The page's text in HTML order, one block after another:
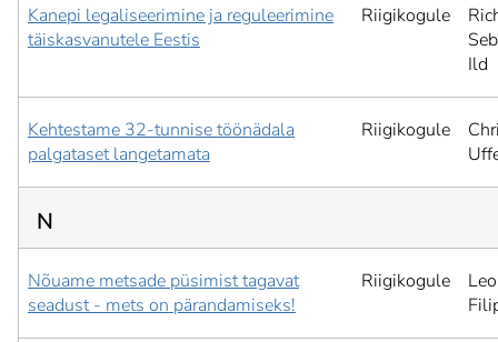
Kanepi legaliseerimine ja reguleerimine
täiskasvanutele Eestis
Riigikogule
Ild
Kehtestame 32-tunnise töönädala
palgataset langetamata
Riigikogule
N
Nõuame metsade püsimist tagavat
seadust - mets on pärandamiseks!
Riigikogule
Leo